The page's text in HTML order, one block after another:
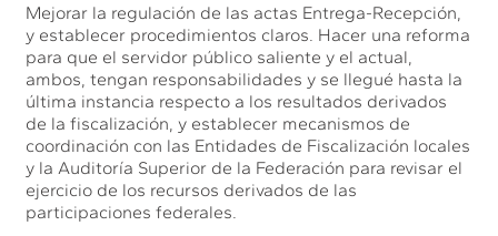
Mejorar la regulación de las actas Entrega-Recepción,
y establecer procedimientos claros. Hacer una reforma
para que el servidor público saliente y el actual,
ambos, tengan responsabilidades y se llegué hasta la
última instancia respecto a los resultados derivados
de la fiscalización, y establecer mecanismos de
coordinación con las Entidades de Fiscalización locales
y la Auditoría Superior de la Federación para revisar el
ejercicio de los recursos derivados de las
participaciones federales.